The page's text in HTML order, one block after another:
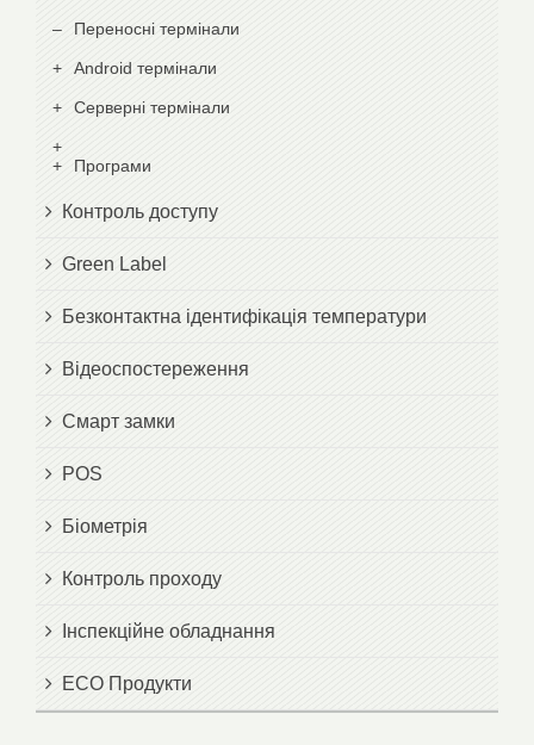
Переносні термінали
Android термінали
Серверні термінали
Програми
Контроль доступу
Green Label
Безконтактна ідентифікація температури
Відеоспостереження
Смарт замки
POS
Біометрія
Контроль проходу
Інспекційне обладнання
ECO Продукти